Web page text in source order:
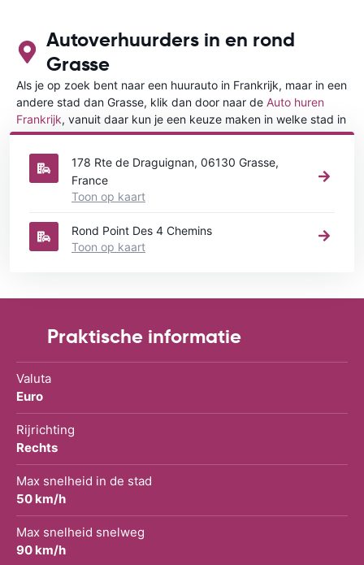
Autoverhuurders in en rond
Grasse
Als je op zoek bent naar een huurauto in Frankrijk, maar in een
andere stad dan Grasse, klik dan door naar de Auto huren
Frankrijk, vanuit daar kun je een keuze maken in welke stad in
Frankrijk je een auto huren wilt.
178 Rte de Draguignan, 06130 Grasse,
France
Toon op kaart
Rond Point Des 4 Chemins
Toon op kaart
Praktische informatie
Valuta
Euro
Rijrichting
Rechts
Max snelheid in de stad
50 km/h
Max snelheid snelweg
90 km/h